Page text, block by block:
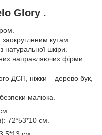
Glory .
заокругленим кутам.
натуральної шкіри.
направляючих фірми
ДСП, ніжки – дерево бук,
малюка.
72*53*10 см.